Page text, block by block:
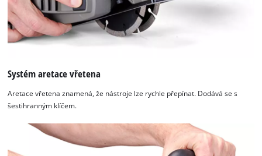
visitor.
The
website
owner
setup
the
site
to
Systém aretace vřetena
Aretace vřetena znamená, že nástroje lze rychle přepínat. Dodává se s
šestihranným klíčem.